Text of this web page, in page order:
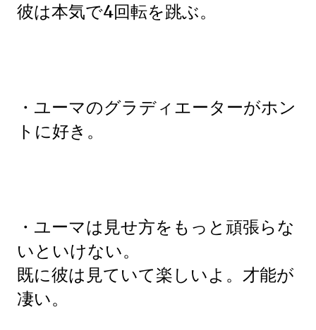
彼は本気で4回転を跳ぶ。
・ユーマのグラディエーターがホン
トに好き。
・ユーマは見せ方をもっと頑張らな
いといけない。
既に彼は見ていて楽しいよ。才能が
凄い。